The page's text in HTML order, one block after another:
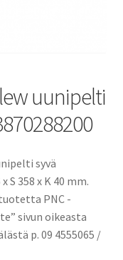
uunipelti
syvä
S 358 x K 40 mm.
PNC -
sivun oikeasta
p. 09 4555065 /